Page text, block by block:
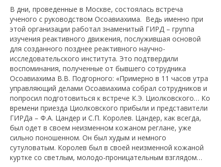
В дни, проведенные в Москве, состоялась встреча
ученого с руководством Осоавиахима. Ведь именно при
этой организации работал знаменитый ГИРД – группа
изучения реактивного движения, послужившая основой
для созданного позднее реактивного научно-
исследовательского института. Это подтвердили
воспоминания, полученные от бывшего сотрудника
Осоавиахима В.В. Подгорного: «Примерно в 11 часов утра
управляющий делами Осоавиахима собрал сотрудников и
попросил подготовиться к встрече К.Э. Циолковского… Ко
времени приезда Циолковского прибыли и представители
ГИРДа – Ф.А. Цандер и С.П. Королев. Цандер, как всегда,
был одет в своем неизменном кожаном реглане, уже
сильно поношенном. Он был худым и немного
сутуловатым. Королев был в своей неизменной кожаной
куртке со светлым, молодо-проницательным взглядом…